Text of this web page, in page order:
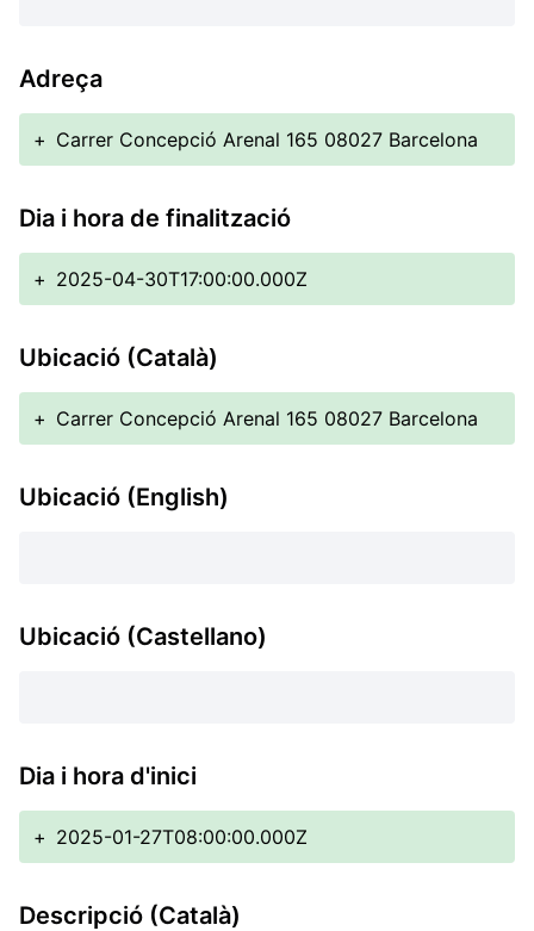
Adreça
+ Carrer Concepció Arenal 165 08027 Barcelona
Dia i hora de finalització
+ 2025-04-30T17:00:00.000Z
Ubicació (Català)
+ Carrer Concepció Arenal 165 08027 Barcelona
Ubicació (English)
Ubicació (Castellano)
Dia i hora d'inici
+ 2025-01-27T08:00:00.000Z
Descripció (Català)